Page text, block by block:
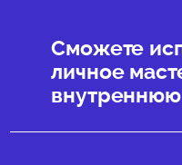
Сможете
личное